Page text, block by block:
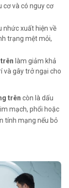
cơ và có nguy cơ
nhức xuất hiện về
trạng mệt mỏi,
làm giảm khả
và gây trở ngại cho
trên còn là dấu
mạch, phổi hoặc
tính mạng nếu bỏ